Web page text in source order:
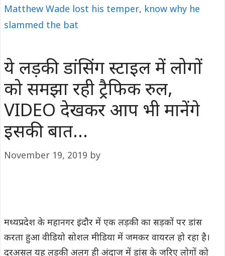
Matthew Wade lost his temper, know why he
slammed the bat
ये लड़की डांसिंग स्टाइल में लोगों
को समझा रही ट्रैफिक रुल,
VIDEO देखकर आप भी मानेंगे
इसकी बात…
November 19, 2019 by
मध्यप्रदेश के महानगर इंदौर में एक लड़की का सड़कों पर डांस
करता हुआ वीडियो सोशल मीडिया में जमकर वायरल हो रहा है।
दरअसल यह लड़की अलग ही अंदाज में डांस के जरिए लोगों को